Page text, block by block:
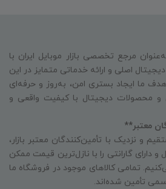
مرجع تخصصی بازار موبایل ایران با
اصلی و ارائه خدماتی متمایز در این
ما ایجاد بستری امن، به‌روز و حرفه‌ای
و محصولات دیجیتال با کیفیت واقعی و
معتبر**
و نزدیک با تأمین‌کنندگان معتبر بازار،
دارای گارانتی را با نازل‌ترین قیمت ممکن
تمامی کالاهای موجود در فروشگاه ما
تأمین شده‌اند.